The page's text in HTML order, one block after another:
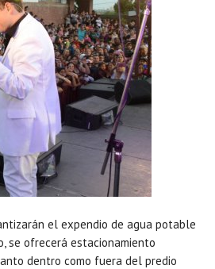
el expendio de agua potable
se ofrecerá estacionamiento
dentro como fuera del predio